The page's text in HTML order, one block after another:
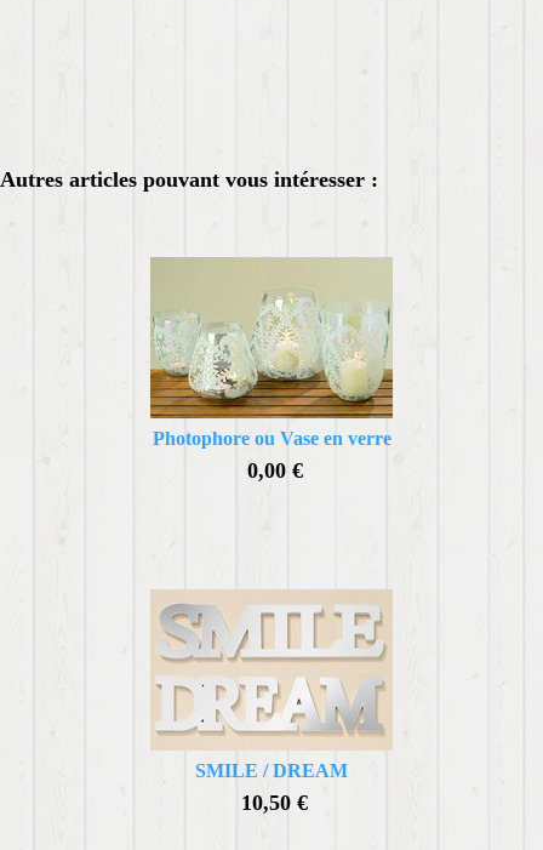
Autres articles pouvant vous intéresser :
Photophore ou Vase en verre
0,00 €
SMILE / DREAM
10,50 €